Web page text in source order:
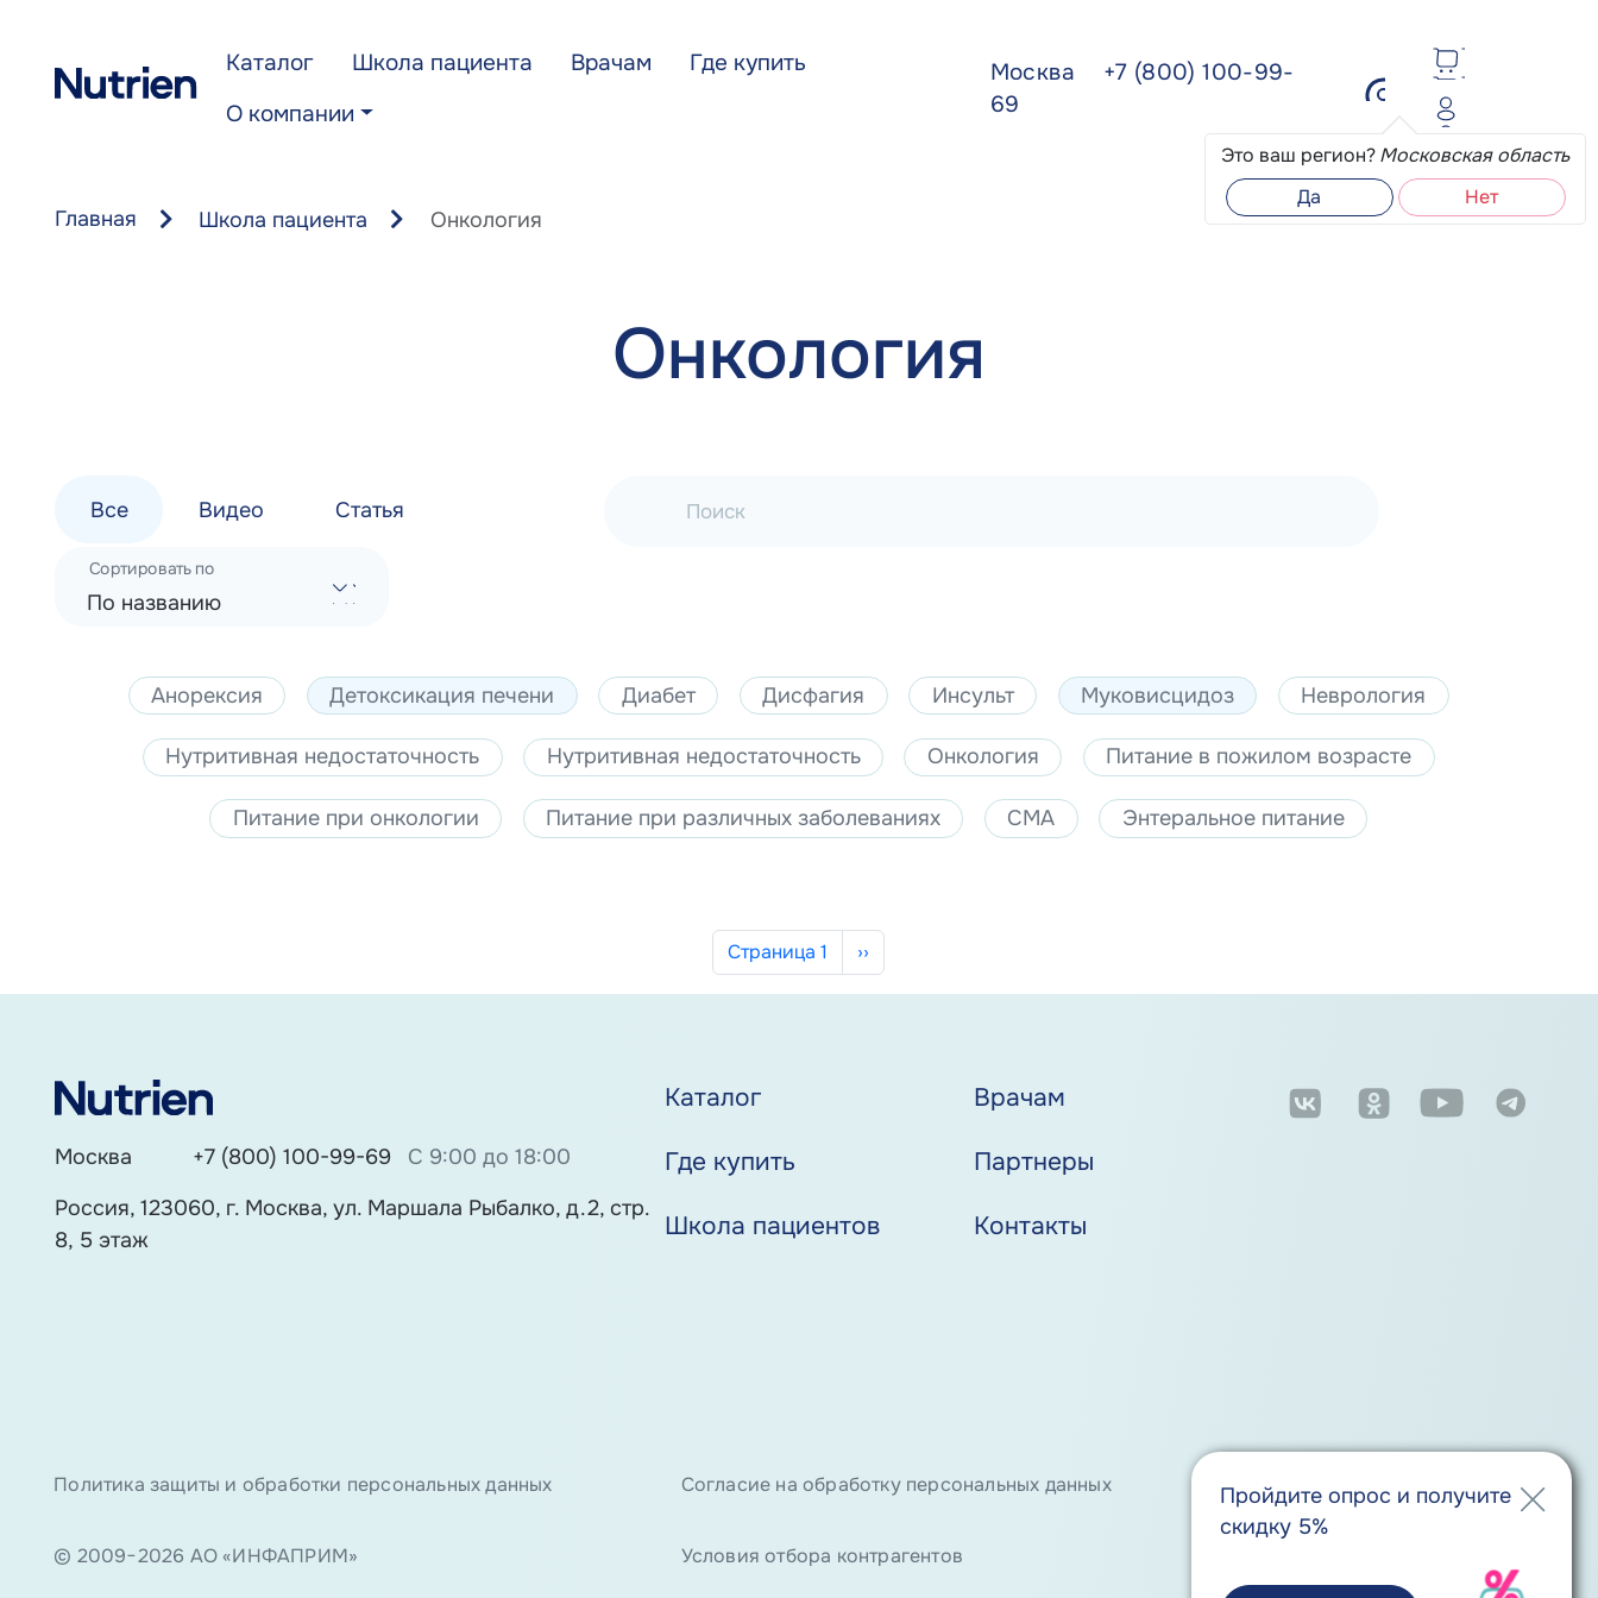
Каталог Школа пациента Врачам
Где купить
О компании
Москва
+7 (800) 100-99-
69
Это ваш регион?Московская область
Да
Нет
Главная Школа пациента Онкология
Онкология
Все Видео Статья Поиск
По названию
Сортировать по
Анорексия Детоксикация печени Диабет Дисфагия Инсульт Муковисцидоз Неврология
Нутритивная недостаточность Нутритивная недостаточность Онкология Питание в пожилом возрасте
Питание при онкологии Питание при различных заболеваниях СМА Энтеральное питание
Страница 1 Следующая страница
››
Пройдите опрос и получите
скидку 5%
Москва +7 (800) 100-99-69
С 9:00 до 18:00
Россия, 123060, г. Москва, ул. Маршала Рыбалко, д.2, стр.
8, 5 этаж
Каталог Врачам
Где купить Партнеры
Школа пациентов Контакты
Политика защиты и обработки персональных данных Согласие на обработку персональных данных
Положение о порядке хранения
и защиты персональных данных
© 2009−2026 АО «ИНФАПРИМ»
Условия отбора контрагентов